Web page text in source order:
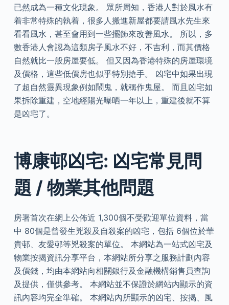
已然成為一種文化現象。 眾所周知，香港人對於風水有
着非常特殊的執着，很多人搬進新屋都要請風水先生來
看看風水，甚至會用到一些擺飾來改善風水。 所以，多
數香港人會認為這類房子風水不好，不吉利，而其價格
自然就比一般房屋要低。 但又因為香港特殊的房屋環境
及價格，這些低價房也似乎特別搶手。 凶宅中如果出現
了超自然靈異現象例如鬧鬼，就稱作鬼屋。 而且凶宅如
果拆除重建，空地經陽光曝晒一年以上，重建後就不算
是凶宅了。
博康邨凶宅: 凶宅常見問
題 / 物業其他問題
房署首次在網上公佈近 1,300個不受歡迎單位資料，當
中 80個是曾發生兇殺及自殺案的凶宅，包括 6個位於華
貴邨、友愛邨等兇殺案的單位。 本網站為一站式凶宅及
物業按揭資訊分享平台，本網站所分享之服務計劃內容
及價錢，均由本網站向相關銀行及金融機構銷售員查詢
及提供，僅供參考。 本網站並不保證於網站內顯示的資
訊內容均完全準確。 本網站內所顯示的凶宅、按揭、風